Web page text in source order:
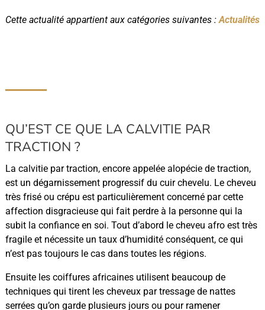
Cette actualité appartient aux catégories suivantes :Actualités
QU’EST CE QUE LA CALVITIE PAR
TRACTION ?
La calvitie par traction, encore appelée alopécie de traction,
est un dégarnissement progressif du cuir chevelu. Le cheveu
très frisé ou crépu est particulièrement concerné par cette
affection disgracieuse qui fait perdre à la personne qui la
subit la confiance en soi. Tout d’abord le cheveu afro est très
fragile et nécessite un taux d’humidité conséquent, ce qui
n’est pas toujours le cas dans toutes les régions.
Ensuite les coiffures africaines utilisent beaucoup de
techniques qui tirent les cheveux par tressage de nattes
serrées qu’on garde plusieurs jours ou pour ramener